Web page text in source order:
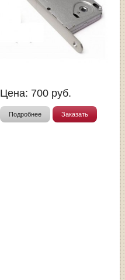
Цена: 700 руб.
Подробнее Заказать